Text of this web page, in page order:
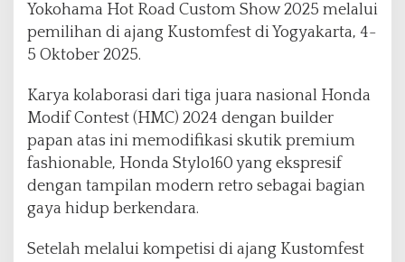
n
d
o
e
s
k
e
A
a
Yokohama Hot Road Custom Show 2025 melalui
pemilihan di ajang Kustomfest di Yogyakarta, 4-
5 Oktober 2025.
Karya kolaborasi dari tiga juara nasional Honda
Modif Contest (HMC) 2024 dengan builder
papan atas ini memodifikasi skutik premium
fashionable, Honda Stylo160 yang ekspresif
dengan tampilan modern retro sebagai bagian
gaya hidup berkendara.
Setelah melalui kompetisi di ajang Kustomfest